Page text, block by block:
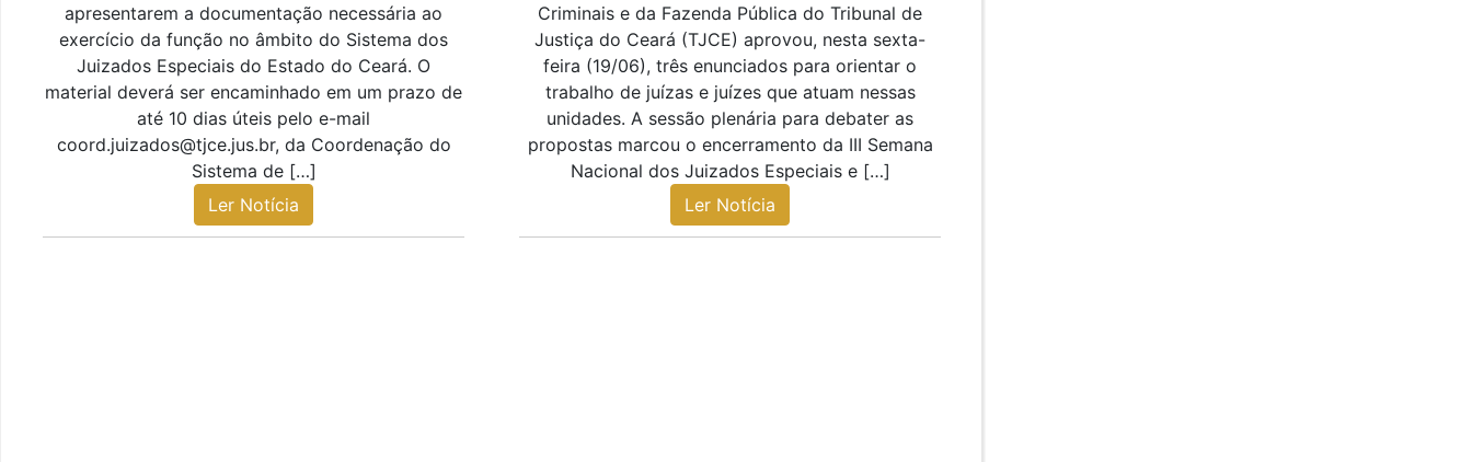
apresentarem a documentação necessária ao
exercício da função no âmbito do Sistema dos
Juizados Especiais do Estado do Ceará. O
material deverá ser encaminhado em um prazo de
até 10 dias úteis pelo e-mail
coord.juizados@tjce.jus.br, da Coordenação do
Sistema de […]
Ler Notícia
Criminais e da Fazenda Pública do Tribunal de
Justiça do Ceará (TJCE) aprovou, nesta sexta-
feira (19/06), três enunciados para orientar o
trabalho de juízas e juízes que atuam nessas
unidades. A sessão plenária para debater as
propostas marcou o encerramento da III Semana
Nacional dos Juizados Especiais e […]
Ler Notícia